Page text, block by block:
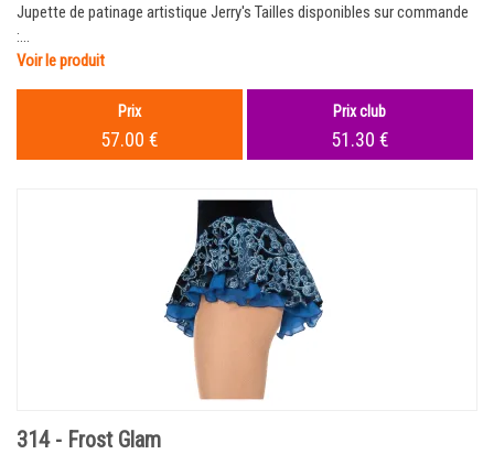
Jupette de patinage artistique Jerry's Tailles disponibles sur commande
:...
Voir le produit
Prix
57.00 €
Prix club
51.30 €
314 - Frost Glam